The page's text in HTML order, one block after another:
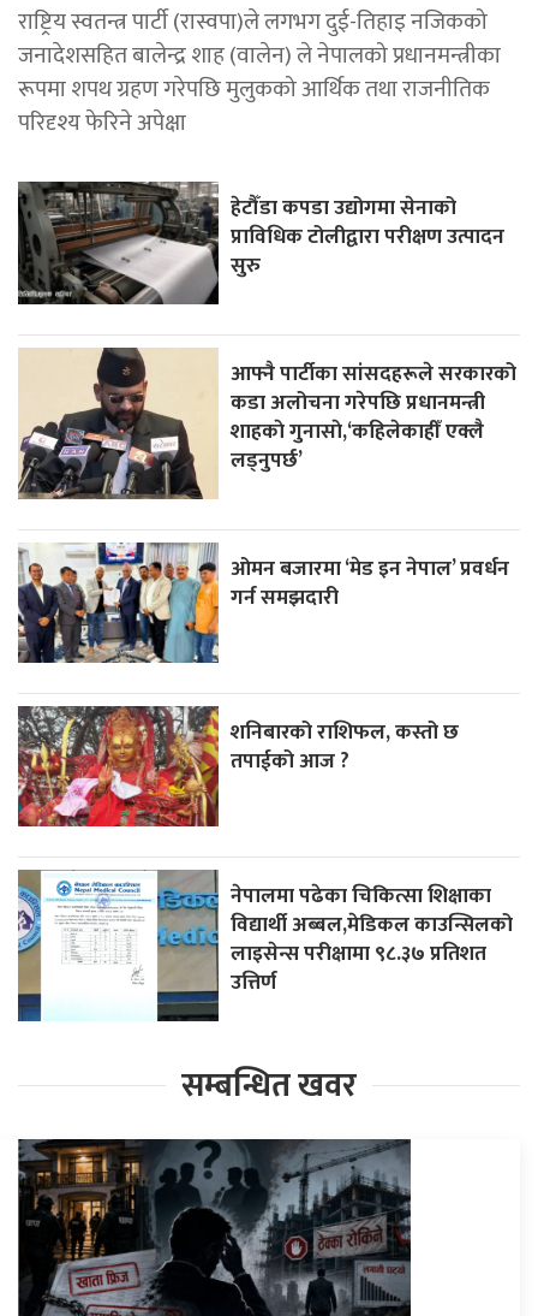
राष्ट्रिय स्वतन्त्र पार्टी (रास्वपा)ले लगभग दुई-तिहाइ नजिकको
जनादेशसहित बालेन्द्र शाह (वालेन) ले नेपालको प्रधानमन्त्रीका
रूपमा शपथ ग्रहण गरेपछि मुलुकको आर्थिक तथा राजनीतिक
परिदृश्य फेरिने अपेक्षा
हेटौँडा कपडा उद्योगमा सेनाको
प्राविधिक टोलीद्वारा परीक्षण उत्पादन
सुरु
आफ्नै पार्टीका सांसदहरूले सरकारको
कडा अलोचना गरेपछि प्रधानमन्त्री
शाहकाे गुनासाे,‘कहिलेकाहीँ एक्लै
लड्नुपर्छ’
ओमन बजारमा ‘मेड इन नेपाल’ प्रवर्धन
गर्न समझदारी
शनिबारको राशिफल, कस्तो छ
तपाईको आज ?
नेपालमा पढेका चिकित्सा शिक्षाका
विद्यार्थी अब्बल,मेडिकल काउन्सिलको
लाइसेन्स परीक्षामा ९८.३७ प्रतिशत
उत्तिर्ण
सम्बन्धित खवर